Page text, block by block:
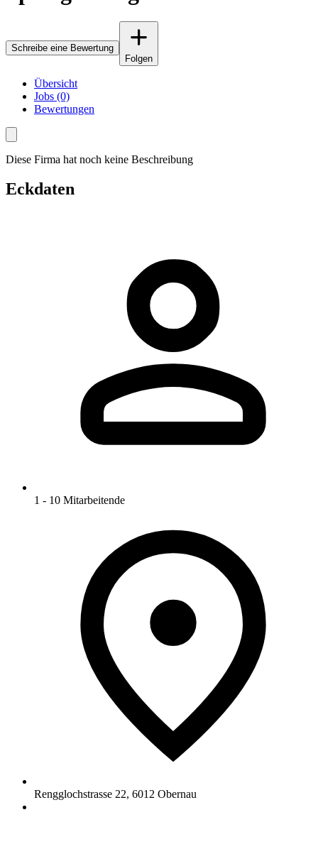
Schreibe eine Bewertung
Folgen
Übersicht
Jobs (0)
Bewertungen
Diese Firma hat noch keine Beschreibung
Eckdaten
1 - 10 Mitarbeitende
Rengglochstrasse 22, 6012 Obernau